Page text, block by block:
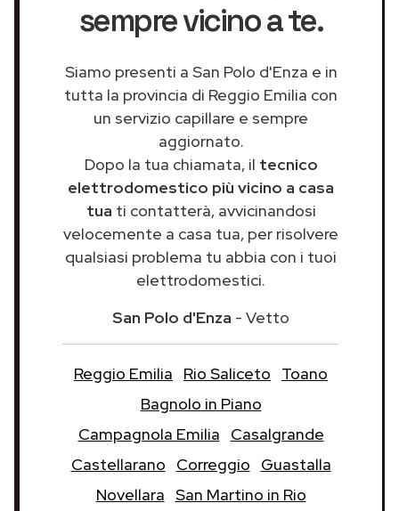
sempre vicino a te.
Siamo presenti a San Polo d'Enza e in
tutta la provincia di Reggio Emilia con
un servizio capillare e sempre
aggiornato.
Dopo la tua chiamata, il tecnico
elettrodomestico più vicino a casa
tua ti contatterà, avvicinandosi
velocemente a casa tua, per risolvere
qualsiasi problema tu abbia con i tuoi
elettrodomestici.
San Polo d'Enza - Vetto
Reggio Emilia Rio Saliceto
Toano
Bagnolo in Piano
Campagnola Emilia
Casalgrande
Castellarano
Correggio
Guastalla
Novellara San Martino in Rio